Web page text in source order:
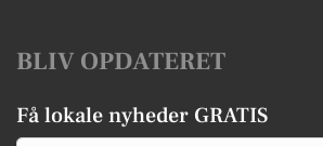
BLIV OPDATERET
Få lokale nyheder GRATIS